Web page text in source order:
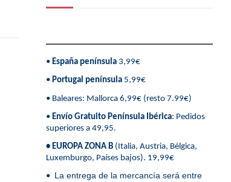
• España península3,99€
• Portugal península5,99€
• Baleares: Mallorca 6,99€ (resto 7.99€)
• Envío Gratuito Península Ibérica: Pedidos
superiores a 49,95.
• EUROPA ZONA B(Italia, Austria, Bélgica,
Luxemburgo, Países bajos). 19,99€
• La entrega de la mercancía será entre